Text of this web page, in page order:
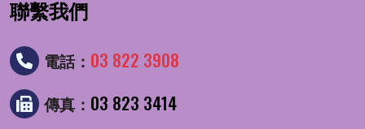
聯繫我們
電話： 03 822 3908
傳真： 03 823 3414